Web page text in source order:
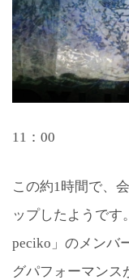
11：00
この約1時間で、
ップしたようです
peciko」のメンバ
グパフォーマンス